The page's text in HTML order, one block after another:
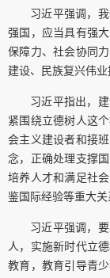
习近平强调，
强国，应当具有强
保障力、社会协同
建设、民族复兴伟业
习近平指出，
紧围绕立德树人这
会主义建设者和接
念，正确处理支撑
培养人才和满足社
鉴国际经验等重大关
习近平强调，
人，实施新时代立
教育，教育引导青